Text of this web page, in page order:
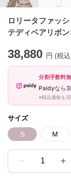
ロリータファッ
テディベアリボ
38,880 円 (税
分割手数料
Paidyなら
※税込価格を3
サイズ
S M
1